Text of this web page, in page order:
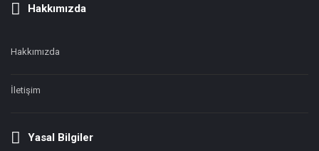
Hakkımızda
Hakkımızda
İletişim
Yasal Bilgiler